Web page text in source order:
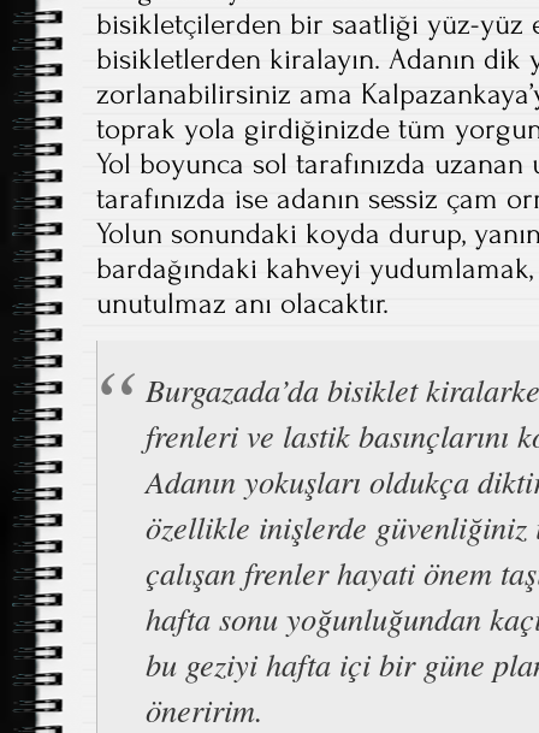
bisikletçilerden bir saatliği yüz-yüz
bisikletlerden kiralayın. Adanın dik
zorlanabilirsiniz ama
toprak yola girdiğinizde tüm
Yol boyunca sol tarafınızda uzanan
tarafınızda ise adanın sessiz çam
Yolun sonundaki koyda durup,
bardağındaki kahveyi
unutulmaz anı olacaktır.
Burgazada’da bisiklet
frenleri ve lastik basınçlarını
Adanın yokuşları oldukça
özellikle inişlerde
çalışan frenler hayati önem
hafta sonu yoğunluğundan
bu geziyi hafta içi bir güne
öneririm.